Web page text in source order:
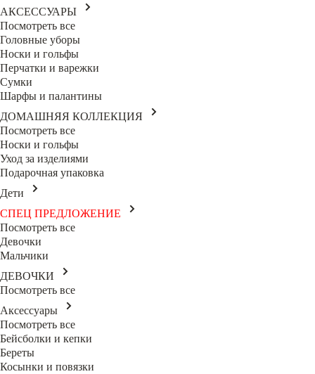
АКСЕССУАРЫ
Посмотреть все
Головные уборы
Носки и гольфы
Перчатки и варежки
Сумки
Шарфы и палантины
ДОМАШНЯЯ КОЛЛЕКЦИЯ
Посмотреть все
Носки и гольфы
Уход за изделиями
Подарочная упаковка
Дети
СПЕЦ ПРЕДЛОЖЕНИЕ
Посмотреть все
Девочки
Мальчики
ДЕВОЧКИ
Посмотреть все
Аксессуары
Посмотреть все
Бейсболки и кепки
Береты
Косынки и повязки